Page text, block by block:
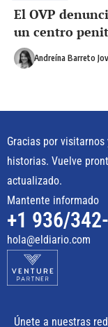
El OVP
un centro
Andreína Barreto
Gracias por
historias. Vuelve
actualizado.
Mantente informado
+1 936/
hola@eldiario.com
Únete a nuestras